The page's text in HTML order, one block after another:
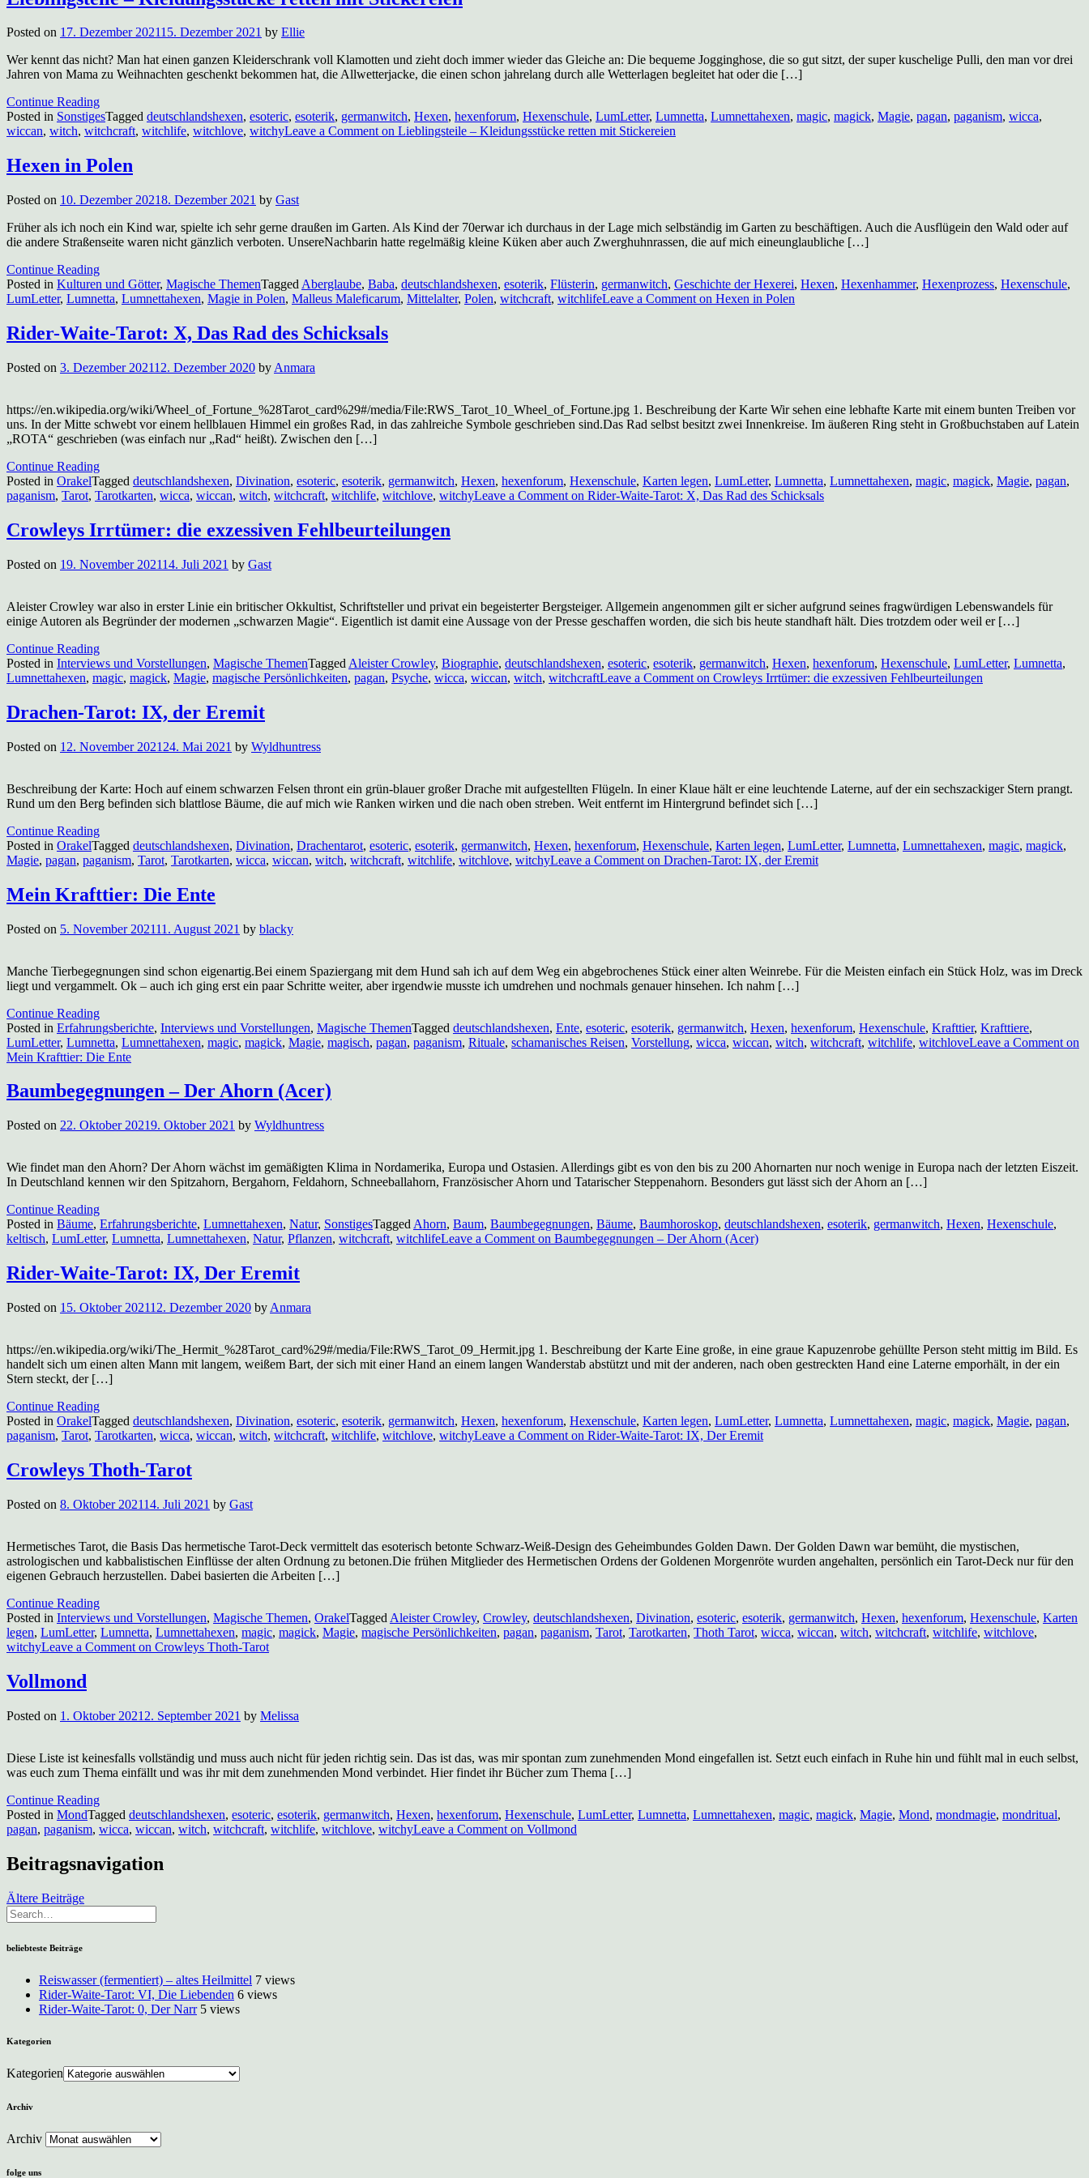
Posted on 17. Dezember 202115. Dezember 2021 by Ellie
Wer kennt das nicht? Man hat einen ganzen Kleiderschrank voll Klamotten und zieht doch immer wieder das Gleiche an: Die bequeme Jogginghose, die so gut sitzt, der super kuschelige Pulli, den man vor drei
Jahren von Mama zu Weihnachten geschenkt bekommen hat, die Allwetterjacke, die einen schon jahrelang durch alle Wetterlagen begleitet hat oder die […]
Continue Reading
Posted in SonstigesTagged deutschlandshexen, esoteric, esoterik, germanwitch, Hexen, hexenforum, Hexenschule, LumLetter, Lumnetta, Lumnettahexen, magic, magick, Magie, pagan, paganism, wicca,
wiccan, witch, witchcraft, witchlife, witchlove, witchyLeave a Commenton Lieblingsteile – Kleidungsstücke retten mit Stickereien
Hexen in Polen
Posted on 10. Dezember 20218. Dezember 2021 by Gast
Früher als ich noch ein Kind war, spielte ich sehr gerne draußen im Garten. Als Kind der 70erwar ich durchaus in der Lage mich selbständig im Garten zu beschäftigen. Auch die Ausflügein den Wald oder auf
die andere Straßenseite waren nicht gänzlich verboten. UnsereNachbarin hatte regelmäßig kleine Küken aber auch Zwerghuhnrassen, die auf mich eineunglaubliche […]
Continue Reading
Posted in Kulturen und Götter, Magische ThemenTagged Aberglaube, Baba, deutschlandshexen, esoterik, Flüsterin, germanwitch, Geschichte der Hexerei, Hexen, Hexenhammer, Hexenprozess, Hexenschule,
LumLetter, Lumnetta, Lumnettahexen, Magie in Polen, Malleus Maleficarum, Mittelalter, Polen, witchcraft, witchlifeLeave a Comment on Hexen in Polen
Rider-Waite-Tarot: X, Das Rad des Schicksals
Posted on 3. Dezember 202112. Dezember 2020 by Anmara
https://en.wikipedia.org/wiki/Wheel_of_Fortune_%28Tarot_card%29#/media/File:RWS_Tarot_10_Wheel_of_Fortune.jpg 1. Beschreibung der Karte Wir sehen eine lebhafte Karte mit einem bunten Treiben vor
uns. In der Mitte schwebt vor einem hellblauen Himmel ein großes Rad, in das zahlreiche Symbole geschrieben sind.Das Rad selbst besitzt zwei Innenkreise. Im äußeren Ring steht in Großbuchstaben auf Latein
„ROTA“ geschrieben (was einfach nur „Rad“ heißt). Zwischen den […]
Continue Reading
Posted in OrakelTagged deutschlandshexen, Divination, esoteric, esoterik, germanwitch, Hexen, hexenforum, Hexenschule, Karten legen, LumLetter, Lumnetta, Lumnettahexen, magic, magick, Magie, pagan,
paganism, Tarot, Tarotkarten, wicca, wiccan, witch, witchcraft, witchlife, witchlove, witchyLeave a Comment on Rider-Waite-Tarot: X, Das Rad des Schicksals
Crowleys Irrtümer: die exzessiven Fehlbeurteilungen
Posted on 19. November 202114. Juli 2021 by Gast
Aleister Crowley war also in erster Linie ein britischer Okkultist, Schriftsteller und privat ein begeisterter Bergsteiger. Allgemein angenommen gilt er sicher aufgrund seines fragwürdigen Lebenswandels für
einige Autoren als Begründer der modernen „schwarzen Magie“. Eigentlich ist damit eine Aussage von der Presse geschaffen worden, die sich bis heute standhaft hält. Dies trotzdem oder weil er […]
Continue Reading
Posted in Interviews und Vorstellungen, Magische ThemenTagged Aleister Crowley, Biographie, deutschlandshexen, esoteric, esoterik, germanwitch, Hexen, hexenforum, Hexenschule, LumLetter, Lumnetta,
Lumnettahexen, magic, magick, Magie, magische Persönlichkeiten, pagan, Psyche, wicca, wiccan, witch, witchcraftLeave a Comment on Crowleys Irrtümer: die exzessiven Fehlbeurteilungen
Drachen-Tarot: IX, der Eremit
Posted on 12. November 2021 24. Mai 2021 by Wyldhuntress
Beschreibung der Karte: Hoch auf einem schwarzen Felsen thront ein grün-blauer großer Drache mit aufgestellten Flügeln. In einer Klaue hält er eine leuchtende Laterne, auf der ein sechszackiger Stern prangt.
Rund um den Berg befinden sich blattlose Bäume, die auf mich wie Ranken wirken und die nach oben streben. Weit entfernt im Hintergrund befindet sich […]
Continue Reading
Posted in OrakelTagged deutschlandshexen, Divination, Drachentarot, esoteric, esoterik, germanwitch, Hexen, hexenforum, Hexenschule, Karten legen, LumLetter, Lumnetta, Lumnettahexen, magic, magick,
Magie, pagan, paganism, Tarot, Tarotkarten, wicca, wiccan, witch, witchcraft, witchlife, witchlove, witchyLeave a Comment on Drachen-Tarot: IX, der Eremit
Mein Krafttier: Die Ente
Posted on 5. November 202111. August 2021 by blacky
Manche Tierbegegnungen sind schon eigenartig.Bei einem Spaziergang mit dem Hund sah ich auf dem Weg ein abgebrochenes Stück einer alten Weinrebe. Für die Meisten einfach ein Stück Holz, was im Dreck
liegt und vergammelt. Ok – auch ich ging erst ein paar Schritte weiter, aber irgendwie musste ich umdrehen und nochmals genauer hinsehen. Ich nahm […]
Continue Reading
Posted in Erfahrungsberichte, Interviews und Vorstellungen, Magische ThemenTagged deutschlandshexen, Ente, esoteric, esoterik, germanwitch, Hexen, hexenforum, Hexenschule, Krafttier, Krafttiere,
LumLetter, Lumnetta, Lumnettahexen, magic, magick, Magie, magisch, pagan, paganism, Rituale, schamanisches Reisen, Vorstellung, wicca, wiccan, witch, witchcraft, witchlife, witchloveLeave a Comment on
Mein Krafttier: Die Ente
Baumbegegnungen – Der Ahorn (Acer)
Posted on 22. Oktober 20219. Oktober 2021 by Wyldhuntress
Wie findet man den Ahorn? Der Ahorn wächst im gemäßigten Klima in Nordamerika, Europa und Ostasien. Allerdings gibt es von den bis zu 200 Ahornarten nur noch wenige in Europa nach der letzten Eiszeit.
In Deutschland kennen wir den Spitzahorn, Bergahorn, Feldahorn, Schneeballahorn, Französischer Ahorn und Tatarischer Steppenahorn. Besonders gut lässt sich der Ahorn an […]
Continue Reading
Posted in Bäume, Erfahrungsberichte, Lumnettahexen, Natur, SonstigesTagged Ahorn, Baum, Baumbegegnungen, Bäume, Baumhoroskop, deutschlandshexen, esoterik, germanwitch, Hexen, Hexenschule,
keltisch, LumLetter, Lumnetta, Lumnettahexen, Natur, Pflanzen, witchcraft, witchlifeLeave a Comment on Baumbegegnungen – Der Ahorn (Acer)
Rider-Waite-Tarot: IX, Der Eremit
Posted on 15. Oktober 202112. Dezember 2020 by Anmara
https://en.wikipedia.org/wiki/The_Hermit_%28Tarot_card%29#/media/File:RWS_Tarot_09_Hermit.jpg 1. Beschreibung der Karte Eine große, in eine graue Kapuzenrobe gehüllte Person steht mittig im Bild. Es
handelt sich um einen alten Mann mit langem, weißem Bart, der sich mit einer Hand an einem langen Wanderstab abstützt und mit der anderen, nach oben gestreckten Hand eine Laterne emporhält, in der ein
Stern steckt, der […]
Continue Reading
Posted in OrakelTagged deutschlandshexen, Divination, esoteric, esoterik, germanwitch, Hexen, hexenforum, Hexenschule, Karten legen, LumLetter, Lumnetta, Lumnettahexen, magic, magick, Magie, pagan,
paganism, Tarot, Tarotkarten, wicca, wiccan, witch, witchcraft, witchlife, witchlove, witchyLeave a Comment on Rider-Waite-Tarot: IX, Der Eremit
Crowleys Thoth-Tarot
Posted on 8. Oktober 202114. Juli 2021 by Gast
Hermetisches Tarot, die Basis Das hermetische Tarot-Deck vermittelt das esoterisch betonte Schwarz-Weiß-Design des Geheimbundes Golden Dawn. Der Golden Dawn war bemüht, die mystischen,
astrologischen und kabbalistischen Einflüsse der alten Ordnung zu betonen.Die frühen Mitglieder des Hermetischen Ordens der Goldenen Morgenröte wurden angehalten, persönlich ein Tarot-Deck nur für den
eigenen Gebrauch herzustellen. Dabei basierten die Arbeiten […]
Continue Reading
Posted in Interviews und Vorstellungen, Magische Themen, OrakelTagged Aleister Crowley, Crowley, deutschlandshexen, Divination, esoteric, esoterik, germanwitch, Hexen, hexenforum, Hexenschule, Karten
legen, LumLetter, Lumnetta, Lumnettahexen, magic, magick, Magie, magische Persönlichkeiten, pagan, paganism, Tarot, Tarotkarten, Thoth Tarot, wicca, wiccan, witch, witchcraft, witchlife, witchlove,
witchyLeave a Comment on Crowleys Thoth-Tarot
Vollmond
Posted on 1. Oktober 2021 2. September 2021 by Melissa
Diese Liste ist keinesfalls vollständig und muss auch nicht für jeden richtig sein. Das ist das, was mir spontan zum zunehmenden Mond eingefallen ist. Setzt euch einfach in Ruhe hin und fühlt mal in euch selbst,
was euch zum Thema einfällt und was ihr mit dem zunehmenden Mond verbindet. Hier findet ihr Bücher zum Thema […]
Continue Reading
Posted in MondTagged deutschlandshexen, esoteric, esoterik, germanwitch, Hexen, hexenforum, Hexenschule, LumLetter, Lumnetta, Lumnettahexen, magic, magick, Magie, Mond, mondmagie, mondritual,
pagan, paganism, wicca, wiccan, witch, witchcraft, witchlife, witchlove, witchyLeave a Comment on Vollmond
Beitragsnavigation
Ältere Beiträge
beliebteste Beiträge
Reiswasser (fermentiert) – altes Heilmittel 7 views
Rider-Waite-Tarot: VI, Die Liebenden 6 views
Rider-Waite-Tarot: 0, Der Narr 5 views
Kategorien
Kategorien
Archiv
Archiv
folge uns